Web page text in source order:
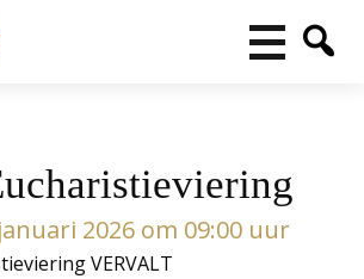
2026 om 09:00 uur
VERVALT